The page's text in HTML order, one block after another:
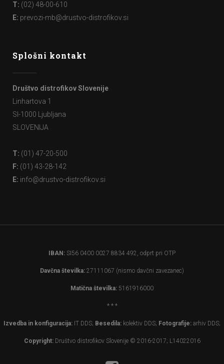
T: (02) 48-00-610
E: prevozi-mb@drustvo-distrofikov.si
Splošni kontakt
Društvo distrofikov Slovenije
Linhartova 1
SI-1000 Ljubljana
SLOVENIJA
T: (01) 47-20-500
F: (01) 43-28-142
E: info@drustvo-distrofikov.si
IBAN: SI56 0400 0027 8834 492, odprt pri OTP
Davčna številka: 27111067 (nismo davčni zavezanec)
Matična številka: 5161916000
* * *
Izvedba in konfiguracija: IT DDS; Besedila: kolektiv DDS; Fotografije: arhiv DDS;
Copyright:Društvo distrofikov Slovenije © 2016-2017; L14022016